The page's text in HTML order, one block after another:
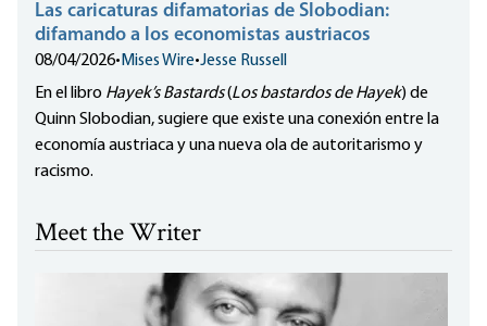
Las caricaturas difamatorias de Slobodian:
difamando a los economistas austriacos
08/04/2026• Mises Wire•Jesse Russell
En el libro Hayek’s Bastards(Los bastardos de Hayek) de
Quinn Slobodian, sugiere que existe una conexión entre la
economía austriaca y una nueva ola de autoritarismo y
racismo.
Meet the Writer